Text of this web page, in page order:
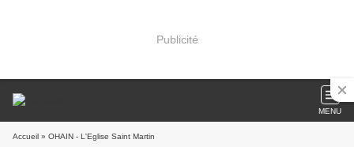
Publicité
MENU
Accueil » OHAIN - L'Eglise Saint Martin